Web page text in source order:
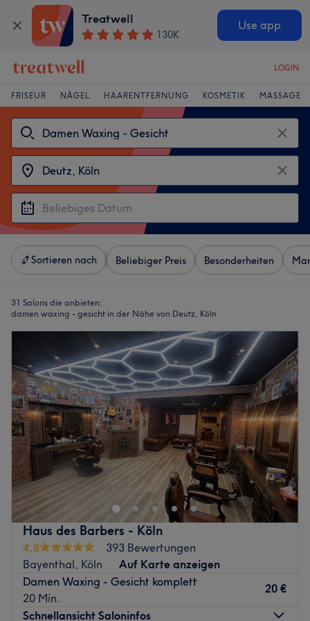
Treatwell
130K
Use app
LOGIN
FRISEUR NÄGEL HAARENTFERNUNG KOSMETIK MASSAGE
Sortieren nach Beliebiger Preis Besonderheiten
31 Salons die anbieten:
damen waxing - gesicht in der Nähe von Deutz, Köln
Haus des Barbers - Köln
4,8
393 Bewertungen
Bayenthal, Köln
Auf Karte anzeigen
Damen Waxing - Gesicht komplett
20 Min.
20 €
Schnellansicht Saloninfos